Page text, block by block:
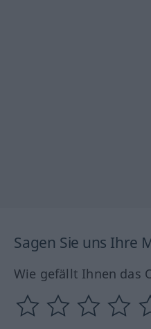
Sagen Sie uns Ihre
Wie gefällt Ihnen das